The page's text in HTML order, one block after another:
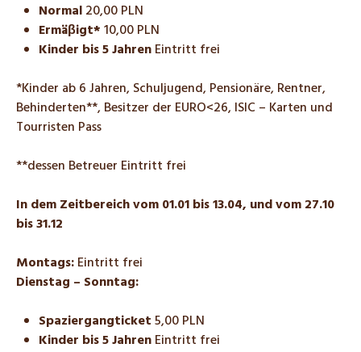
Normal20,00 PLN
Ermäβigt*10,00 PLN
Kinder bis 5 JahrenEintritt frei
*Kinder ab 6 Jahren, Schuljugend, Pensionäre, Rentner,
Behinderten**, Besitzer der EURO<26, ISIC – Karten und
Tourristen Pass
**dessen Betreuer Eintritt frei
In dem Zeitbereich vom01.01 bis 13.04, und vom 27.10
bis 31.12
Montags:Eintritt frei
Dienstag – Sonntag:
Spaziergangticket5,00 PLN
Kinder bis 5 JahrenEintritt frei